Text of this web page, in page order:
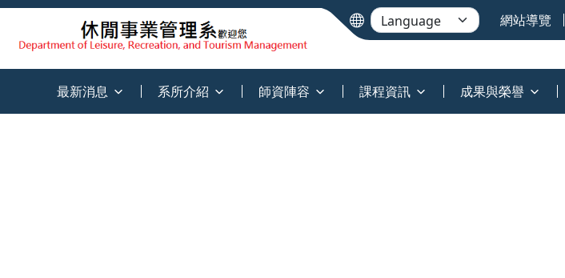
網站導覽
最新消息 系所介紹 師資陣容 課程資訊 成果與榮譽